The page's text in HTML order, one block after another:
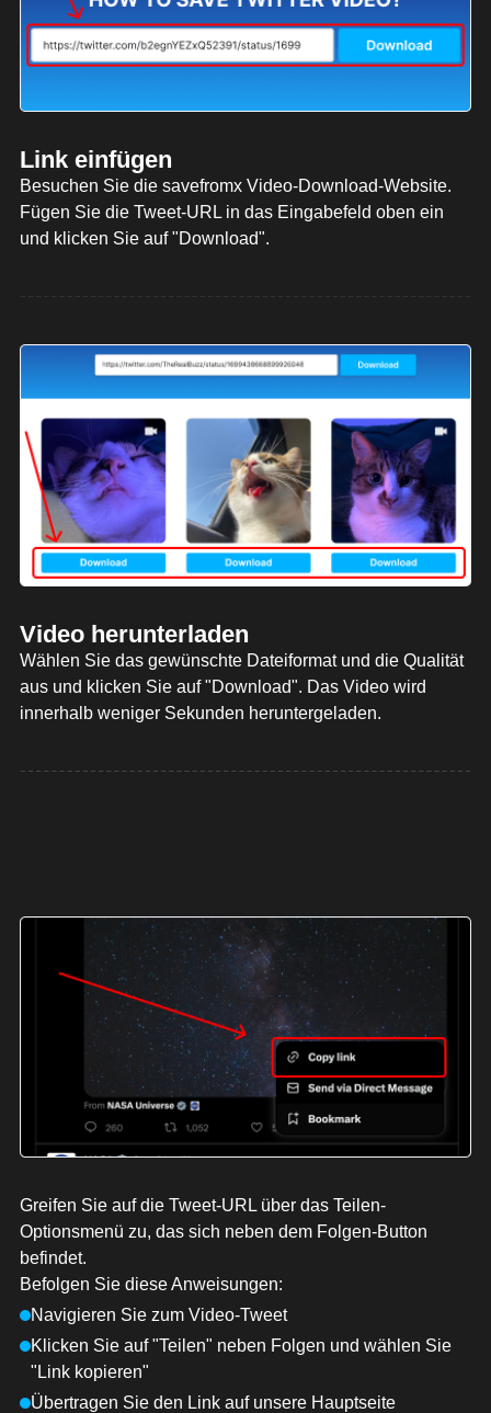
Link einfügen
Besuchen Sie die savefromx Video-Download-Website.
Fügen Sie die Tweet-URL in das Eingabefeld oben ein
und klicken Sie auf "Download".
Video herunterladen
Wählen Sie das gewünschte Dateiformat und die Qualität
aus und klicken Sie auf "Download". Das Video wird
innerhalb weniger Sekunden heruntergeladen.
Greifen Sie auf die Tweet-URL über das Teilen-
Optionsmenü zu, das sich neben dem Folgen-Button
befindet.
Befolgen Sie diese Anweisungen:
Navigieren Sie zum Video-Tweet
Klicken Sie auf "Teilen" neben Folgen und wählen Sie
"Link kopieren"
Übertragen Sie den Link auf unsere Hauptseite